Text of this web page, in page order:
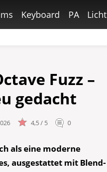
Keyboard PA Licht
Fuzz –
gedacht
4,5 / 5 0
als eine moderne
ausgestattet mit Blend-